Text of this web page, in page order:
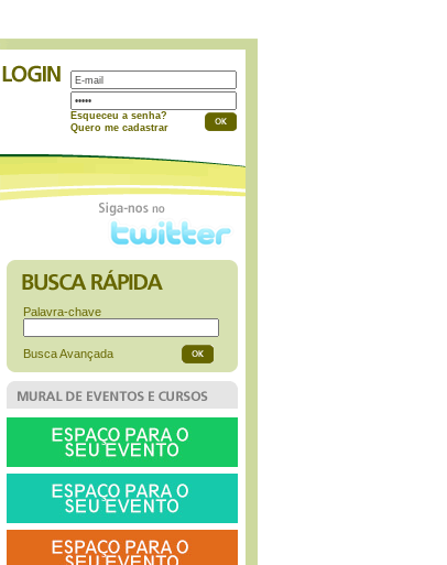
Esqueceu a senha?
Quero me cadastrar
Palavra-chave
Busca Avançada